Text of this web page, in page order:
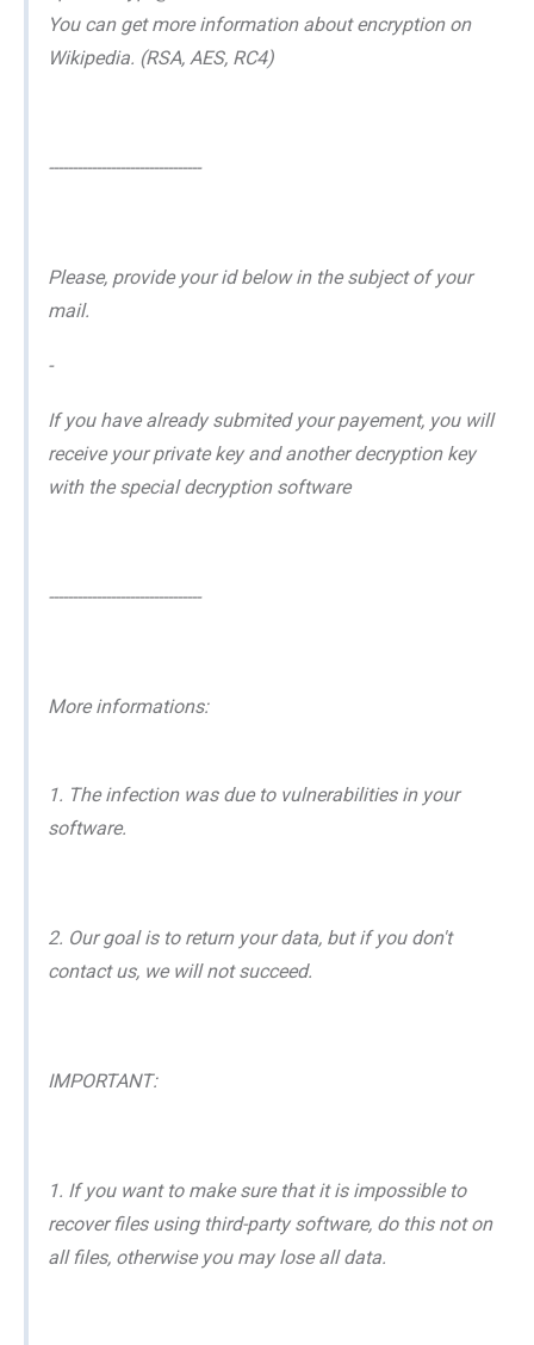
You can get more information about encryption on
Wikipedia. (RSA, AES, RC4)
--------------------------------
Please, provide your id below in the subject of your
mail.
-
If you have already submited your payement, you will
receive your private key and another decryption key
with the special decryption software
--------------------------------
More informations:
1. The infection was due to vulnerabilities in your
software.
2. Our goal is to return your data, but if you don't
contact us, we will not succeed.
IMPORTANT:
1. If you want to make sure that it is impossible to
recover files using third-party software, do this not on
all files, otherwise you may lose all data.